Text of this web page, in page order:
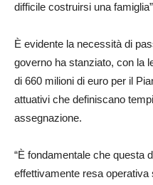
difficile costruirsi una
È evidente la necessità di
governo ha stanziato, con la
di 660 milioni di euro per il
attuativi che definiscano
assegnazione.
“È fondamentale che questa
effettivamente resa